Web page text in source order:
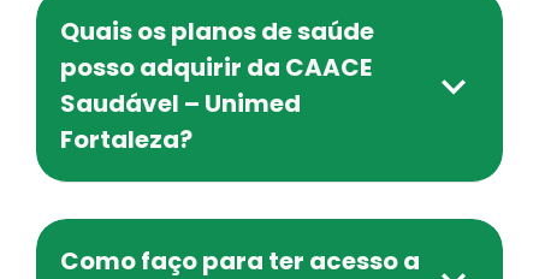
Quais os planos de saúde
posso adquirir da CAACE
Saudável – Unimed
Fortaleza?
Como faço para ter acesso a